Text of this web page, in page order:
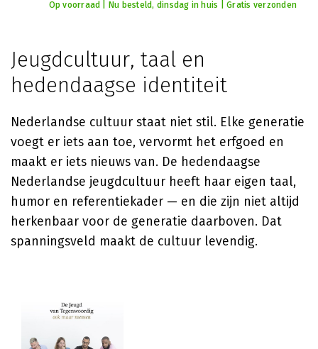
Op voorraad | Nu besteld, dinsdag in huis | Gratis verzonden
Jeugdcultuur, taal en
hedendaagse identiteit
Nederlandse cultuur staat niet stil. Elke generatie
voegt er iets aan toe, vervormt het erfgoed en
maakt er iets nieuws van. De hedendaagse
Nederlandse jeugdcultuur heeft haar eigen taal,
humor en referentiekader — en die zijn niet altijd
herkenbaar voor de generatie daarboven. Dat
spanningsveld maakt de cultuur levendig.